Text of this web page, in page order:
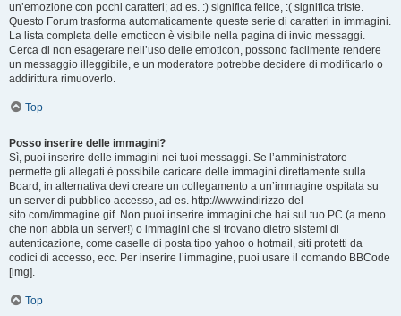
un’emozione con pochi caratteri; ad es. :) significa felice, :( significa triste.
Questo Forum trasforma automaticamente queste serie di caratteri in immagini.
La lista completa delle emoticon è visibile nella pagina di invio messaggi.
Cerca di non esagerare nell’uso delle emoticon, possono facilmente rendere
un messaggio illeggibile, e un moderatore potrebbe decidere di modificarlo o
addirittura rimuoverlo.
Top
Posso inserire delle immagini?
Sì, puoi inserire delle immagini nei tuoi messaggi. Se l’amministratore
permette gli allegati è possibile caricare delle immagini direttamente sulla
Board; in alternativa devi creare un collegamento a un’immagine ospitata su
un server di pubblico accesso, ad es. http://www.indirizzo-del-
sito.com/immagine.gif. Non puoi inserire immagini che hai sul tuo PC (a meno
che non abbia un server!) o immagini che si trovano dietro sistemi di
autenticazione, come caselle di posta tipo yahoo o hotmail, siti protetti da
codici di accesso, ecc. Per inserire l’immagine, puoi usare il comando BBCode
[img].
Top